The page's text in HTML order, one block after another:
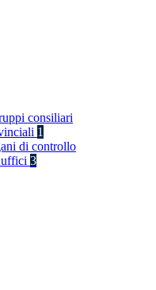
consiliari
1
di controllo
3